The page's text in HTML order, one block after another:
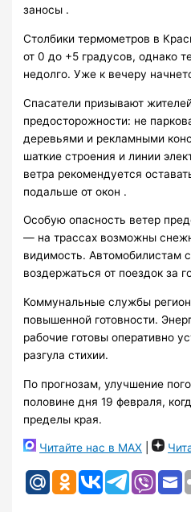
заносы .
Столбики термометров в
от 0 до +5 градусов, однако
недолго. Уже к вечеру
Спасатели призывают
предосторожности: не
деревьями и рекламными
шаткие строения и линии
ветра рекомендуется
подальше от окон .
Особую опасность ветер
— на трассах возможны
видимость. Автомобилистам
воздержаться от поездок за
Коммунальные службы
повышенной готовности.
рабочие готовы оперативно
разгула стихии.
По прогнозам, улучшение
половине дня 19 февраля,
пределы края.
Читайте нас в MAX |